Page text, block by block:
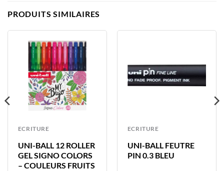
PRODUITS SIMILAIRES
ECRITURE
UNI-BALL 12 ROLLER
GEL SIGNO COLORS
– COULEURS FRUITS
ECRITURE
UNI-BALL FEUTRE
PIN 0.3 BLEU